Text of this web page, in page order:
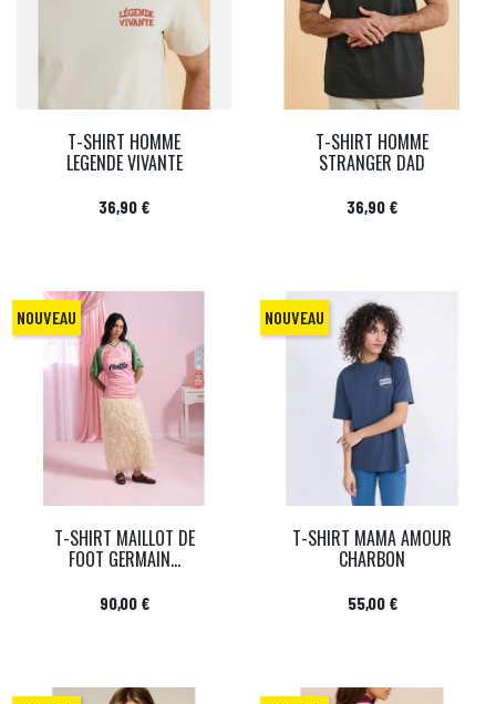
T-SHIRT HOMME
LEGENDE VIVANTE
Prix
36,90 €
T-SHIRT HOMME
STRANGER DAD
Prix
36,90 €
T-SHIRT MAILLOT DE
FOOT GERMAIN...
Prix
90,00 €
NOUVEAU
T-SHIRT MAMA AMOUR
CHARBON
Prix
55,00 €
NOUVEAU